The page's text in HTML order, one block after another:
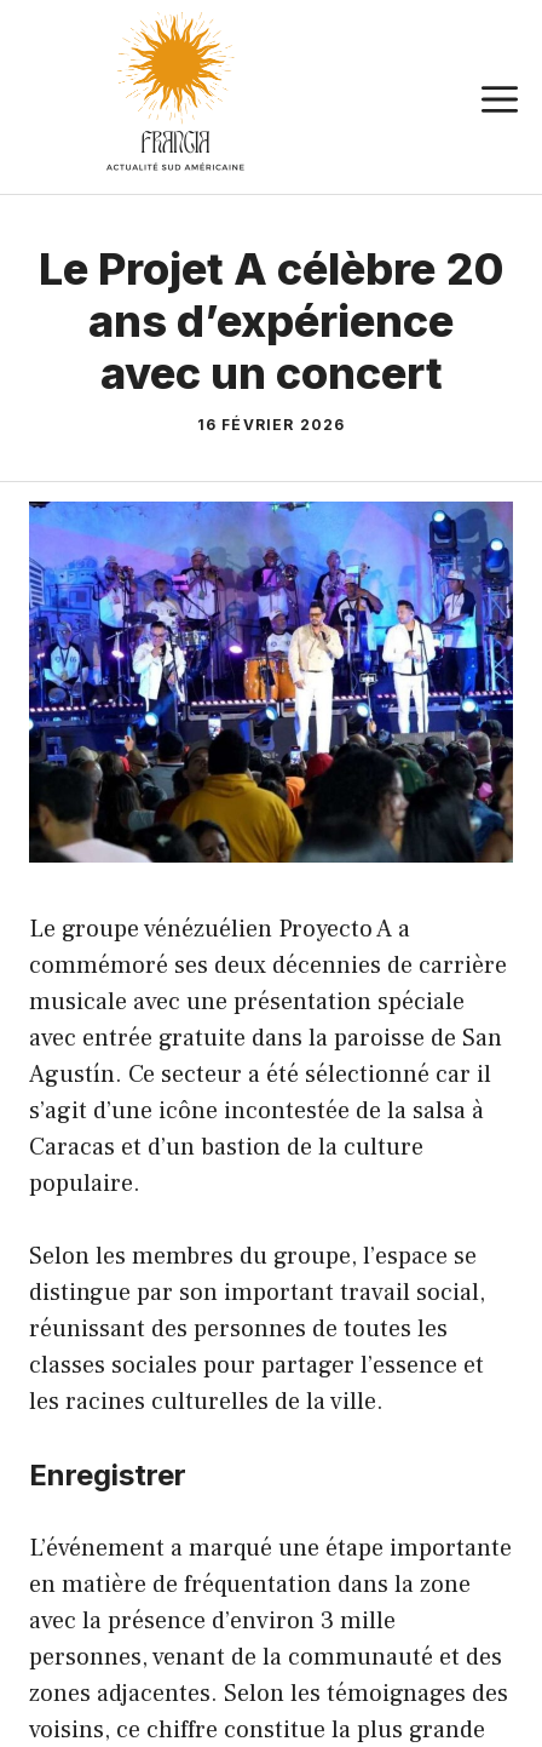
Le Projet A célèbre 20
ans d’expérience
avec un concert
16 FÉVRIER 2026
Le groupe vénézuélien Proyecto A a
commémoré ses deux décennies de carrière
musicale avec une présentation spéciale
avec entrée gratuite dans la paroisse de San
Agustín. Ce secteur a été sélectionné car il
s’agit d’une icône incontestée de la salsa à
Caracas et d’un bastion de la culture
populaire.
Selon les membres du groupe, l’espace se
distingue par son important travail social,
réunissant des personnes de toutes les
classes sociales pour partager l’essence et
les racines culturelles de la ville.
Enregistrer
L’événement a marqué une étape importante
en matière de fréquentation dans la zone
avec la présence d’environ 3 mille
personnes, venant de la communauté et des
zones adjacentes. Selon les témoignages des
voisins, ce chiffre constitue la plus grande